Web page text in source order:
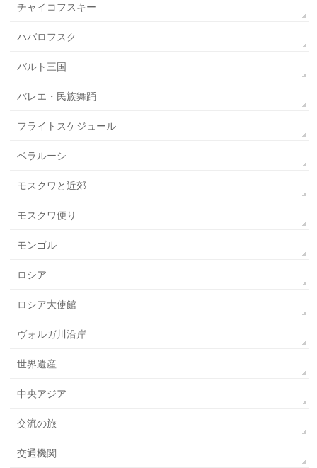
チャイコフスキー
ハバロフスク
バルト三国
バレエ・民族舞踊
フライトスケジュール
ベラルーシ
モスクワと近郊
モスクワ便り
モンゴル
ロシア
ロシア大使館
ヴォルガ川沿岸
世界遺産
中央アジア
交流の旅
交通機関